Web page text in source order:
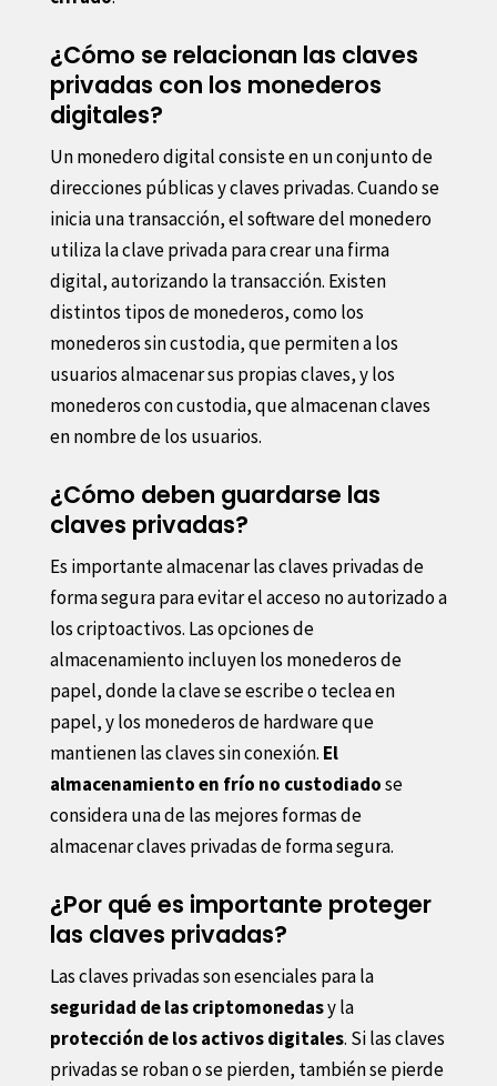
¿Cómo se relacionan las claves
privadas con los monederos
digitales?
Un monedero digital consiste en un conjunto de
direcciones públicas y claves privadas. Cuando se
inicia una transacción, el software del monedero
utiliza la clave privada para crear una firma
digital, autorizando la transacción. Existen
distintos tipos de monederos, como los
monederos sin custodia, que permiten a los
usuarios almacenar sus propias claves, y los
monederos con custodia, que almacenan claves
en nombre de los usuarios.
¿Cómo deben guardarse las
claves privadas?
Es importante almacenar las claves privadas de
forma segura para evitar el acceso no autorizado a
los criptoactivos. Las opciones de
almacenamiento incluyen los monederos de
papel, donde la clave se escribe o teclea en
papel, y los monederos de hardware que
mantienen las claves sin conexión. El
almacenamiento en frío no custodiadose
considera una de las mejores formas de
almacenar claves privadas de forma segura.
¿Por qué es importante proteger
las claves privadas?
Las claves privadas son esenciales para la
seguridad de las criptomonedasy la
protección de los activos digitales. Si las claves
privadas se roban o se pierden, también se pierde